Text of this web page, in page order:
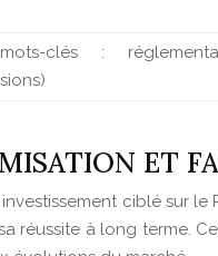
clés :
ET
ciblé sur
réussite à long terme.